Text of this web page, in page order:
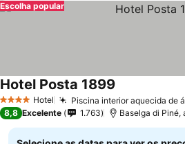
Escolha popular
4 EstrelasHotel Piscina interior aquecida de
Hotel Posta 1899
8,8 Excelente 1.763 Baselga di Piné,